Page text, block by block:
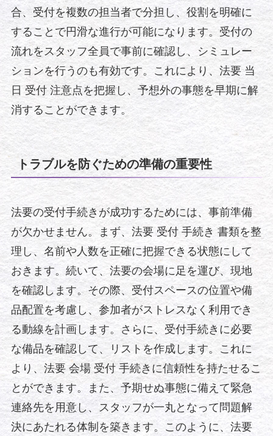
合、受付を複数の担当者で分担し、役割を明確に
することで円滑な進行が可能になります。受付の
流れをスタッフ全員で事前に確認し、シミュレー
ションを行うのも有効です。これにより、法要 当
日 受付 注意点を把握し、予想外の事態を早期に解
消することができます。
トラブルを防ぐための準備の重要性
法要の受付手続きが成功するためには、事前準備
が欠かせません。まず、法要 受付 手続き 書類を整
理し、名前や人数を正確に把握できる状態にして
おきます。続いて、法要の会場に足を運び、現地
を確認します。その際、受付スペースの位置や備
品配置を考慮し、参加者がストレスなく利用でき
る動線を計画します。さらに、受付手続きに必要
な備品を確認して、リストを作成します。これに
より、法要 会場 受付 手続きに信頼性を持たせるこ
とができます。また、予期せぬ事態に備えて緊急
連絡先を用意し、スタッフが一丸となって問題解
決にあたれる体制を築きます。このように、法要